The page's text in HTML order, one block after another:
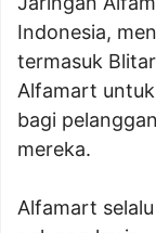
Indonesia,
termasuk
Alfamart
bagi
mereka.
Alfamart